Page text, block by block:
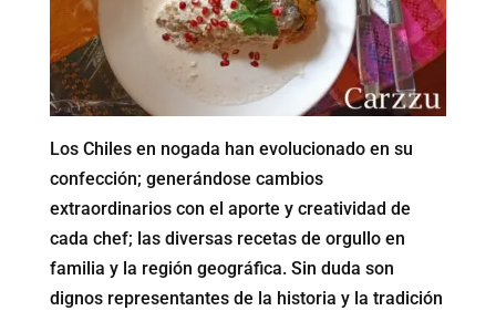
Los Chiles en nogada han evolucionado en su
confección; generándose cambios
extraordinarios con el aporte y creatividad de
cada chef; las diversas recetas de orgullo en
familia y la región geográfica. Sin duda son
dignos representantes de la historia y la tradición